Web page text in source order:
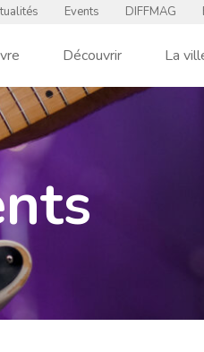
Events DIFFMAG
Découvrir La